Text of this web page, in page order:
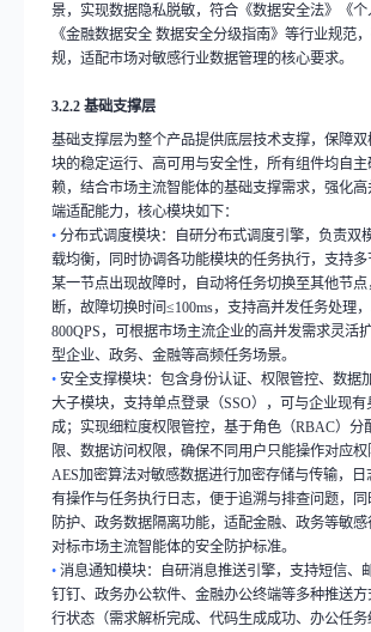
景，实现数据隐私脱敏，符合《数据安全法》《个
《金融数据安全 数据安全分级指南》等行业规范
规，适配市场对敏感行业数据管理的核心要求。
3.2.2基础支撑层
基础支撑层为整个产品提供底层技术支撑，保障
块的稳定运行、高可用与安全性，所有组件均自
赖，结合市场主流智能体的基础支撑需求，强化
端适配能力，核心模块如下：
• 分布式调度模块：自研分布式调度引擎，负责双
载均衡，同时协调各功能模块的任务执行，支持
某一节点出现故障时，自动将任务切换至其他节
断，故障切换时间≤100ms，支持高并发任务处理
800QPS ，可根据市场主流企业的高并发需求灵活
型企业、政务、金融等高频任务场景。
• 安全支撑模块：包含身份认证、权限管控、数据
大子模块，支持单点登录（SSO），可与企业现
成；实现细粒度权限管控，基于角色（RBAC）分
限、数据访问权限，确保不同用户只能操作对应
AES加密算法对敏感数据进行加密存储与传输，
有操作与任务执行日志，便于追溯与排查问题，
防护、政务数据隔离功能，适配金融、政务等敏感
对标市场主流智能体的安全防护标准。
• 消息通知模块：自研消息推送引擎，支持短信、
钉钉、政务办公软件、金融办公终端等多种推送
行状态（需求解析完成、代码生成成功、办公任务